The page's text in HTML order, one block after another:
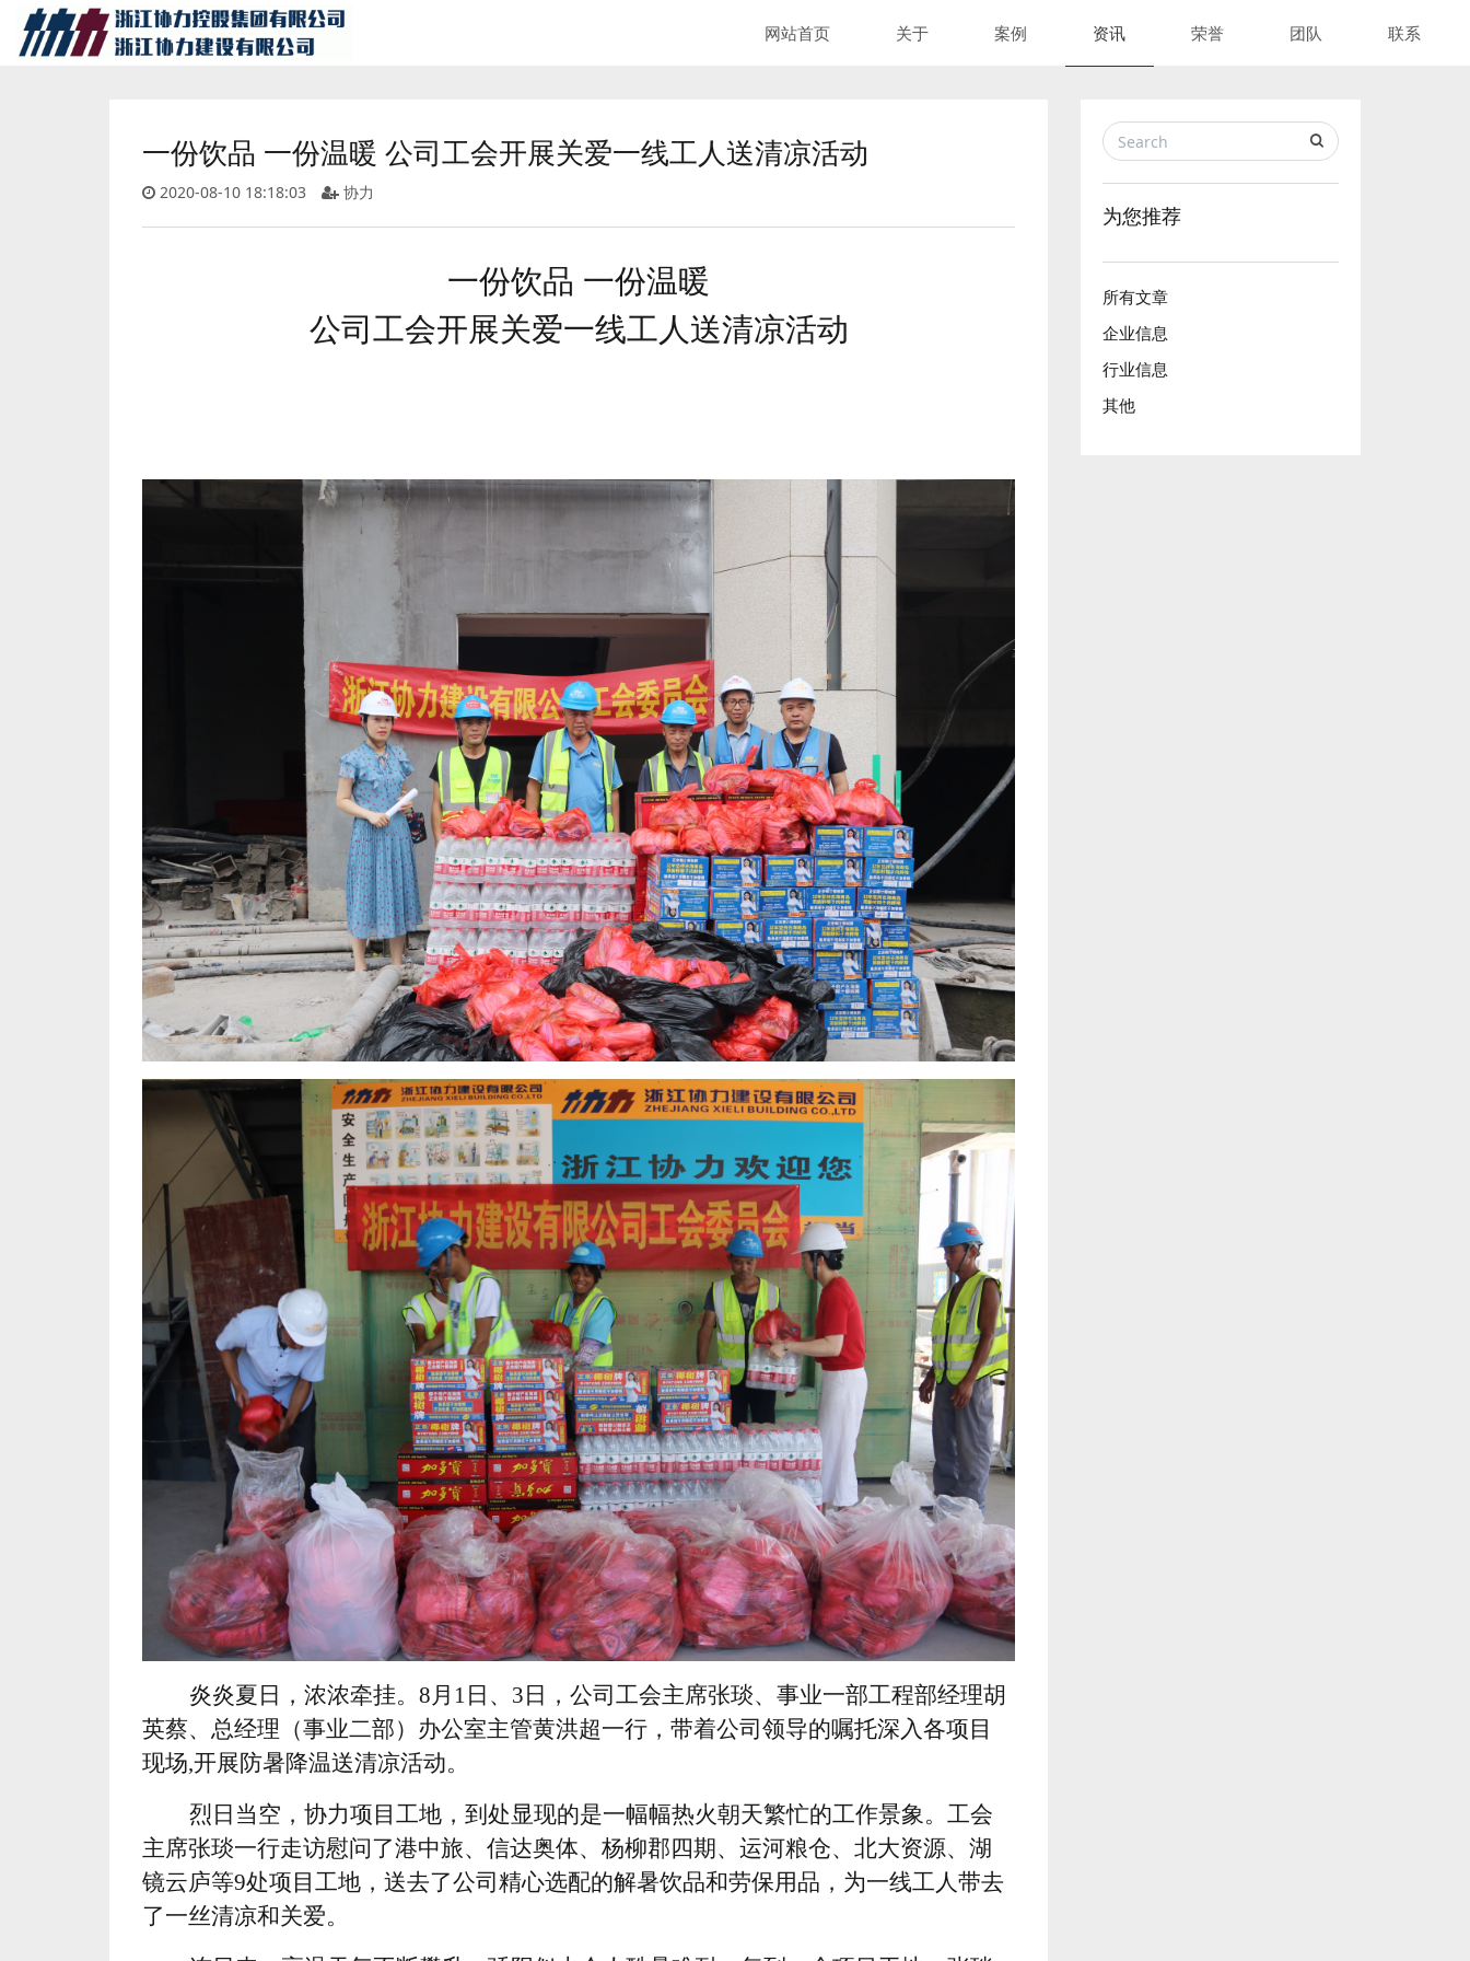
网站首页 关于 案例 资讯 荣誉 团队 联系
一份饮品 一份温暖 公司工会开展关爱一线工人送清凉活动
2020-08-10 18:18:03 协力
一份饮品 一份温暖
公司工会开展关爱一线工人送清凉活动
炎炎夏日，浓浓牵挂。8月1日、3日，公司工会主席张琰、事业一部工程部经理胡
英蔡、总经理（事业二部）办公室主管黄洪超一行，带着公司领导的嘱托深入各项目
现场,开展防暑降温送清凉活动。
烈日当空，协力项目工地，到处显现的是一幅幅热火朝天繁忙的工作景象。工会
主席张琰一行走访慰问了港中旅、信达奥体、杨柳郡四期、运河粮仓、北大资源、湖
镜云庐等9处项目工地，送去了公司精心选配的解暑饮品和劳保用品，为一线工人带去
了一丝清凉和关爱。
为您推荐
所有文章
企业信息
行业信息
其他